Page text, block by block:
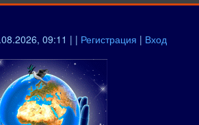
09:11 | | Регистрация | Вход